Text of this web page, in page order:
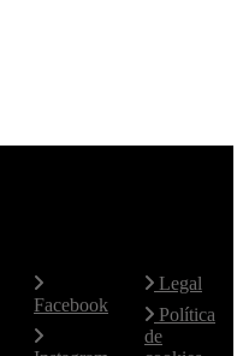
Facebook
Legal
Política
de